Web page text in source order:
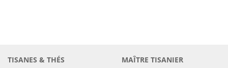
TISANES & THÉS
MAÎTRE TISANIER